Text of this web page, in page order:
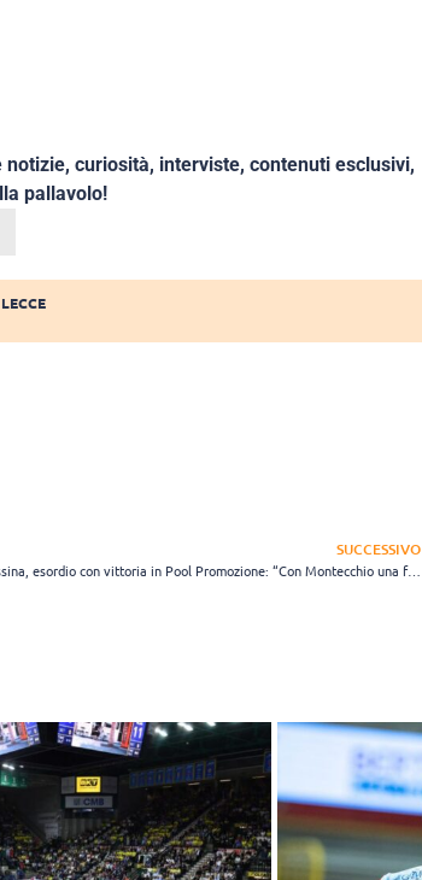
curiosità, interviste, contenuti esclusivi,
pallavolo!
SUCCESSIVO
Messina, esordio con vittoria in Pool Promozione: “Con Montecchio una forte reazione”